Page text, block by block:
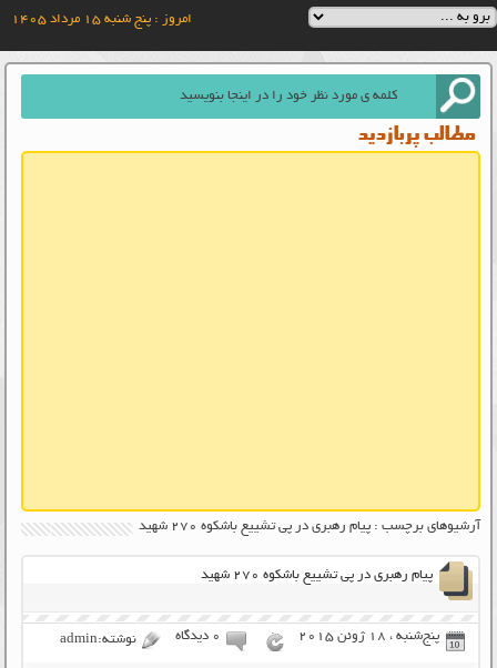
امروز : پنج شنبه ۱۵ مرداد ۱۴۰۵
مطالب پربازدید
آرشیوهای برچسب : پیام رهبری در پی تشییع باشکوه 270 شهید
پیام رهبری در پی تشییع باشکوه ۲۷۰ شهید
پنج‌شنبه ، 18 ژوئن 2015 ۰ دیدگاه نوشته:admin